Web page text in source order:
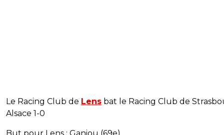
Le Racing Club de Lens bat le Racing Club de
Alsace 1-0